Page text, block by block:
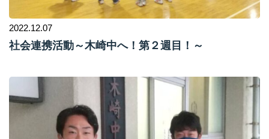
2022.12.07
社会連携活動～木崎中へ！第２週目！～